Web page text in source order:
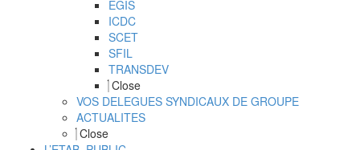
EGIS
ICDC
SCET
SFIL
TRANSDEV
Close
VOS DELEGUES SYNDICAUX DE GROUPE
ACTUALITES
Close